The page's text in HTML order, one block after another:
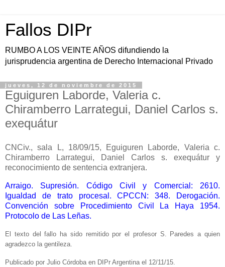
Fallos DIPr
RUMBO A LOS VEINTE AÑOS difundiendo la
jurisprudencia argentina de Derecho Internacional Privado
jueves, 12 de noviembre de 2015
Eguiguren Laborde, Valeria c.
Chiramberro Larrategui, Daniel Carlos s.
exequátur
CNCiv., sala L, 18/09/15, Eguiguren Laborde, Valeria c.
Chiramberro Larrategui, Daniel Carlos s. exequátur y
reconocimiento de sentencia extranjera.
Arraigo. Supresión. Código Civil y Comercial: 2610.
Igualdad de trato procesal. CPCCN: 348. Derogación.
Convención sobre Procedimiento Civil La Haya 1954.
Protocolo de Las Leñas.
El texto del fallo ha sido remitido por el profesor S. Paredes a quien
agradezco la gentileza.
Publicado por Julio Córdoba en DIPr Argentina el 12/11/15.